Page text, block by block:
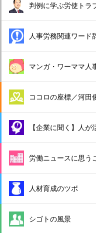
判例に学ぶ労使トラ
人事労務関連ワード
マンガ・ワーママ人
ココロの座標／河田
【企業に聞く】人が
労働ニュースに思う
人材育成のツボ
シゴトの風景